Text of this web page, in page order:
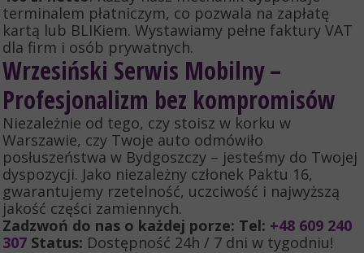
terminalem płatniczym, co pozwala na zapłatę
kartą lub BLIKiem. Wystawiamy pełne faktury VAT
dla firm i osób prywatnych.
Wrzesiński Serwis Mobilny –
Profesjonalizm bez kompromisów
Niezależnie od tego, czy stoisz w korku w
Warszawie, czy Twoje auto odmówiło
posłuszeństwa w Bydgoszczy – jesteśmy do Twojej
dyspozycji. Jako niezależny członek Paktu 16,
gwarantujemy rzetelność, uczciwość i najwyższą
jakość części zamiennych.
Zadzwoń do nas o każdej porze: Tel: +48 609 240
307 Status: Dostępność 24h / 7 dni w tygodniu!